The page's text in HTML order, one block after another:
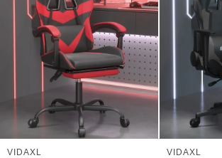
VIDAXL VIDAXL